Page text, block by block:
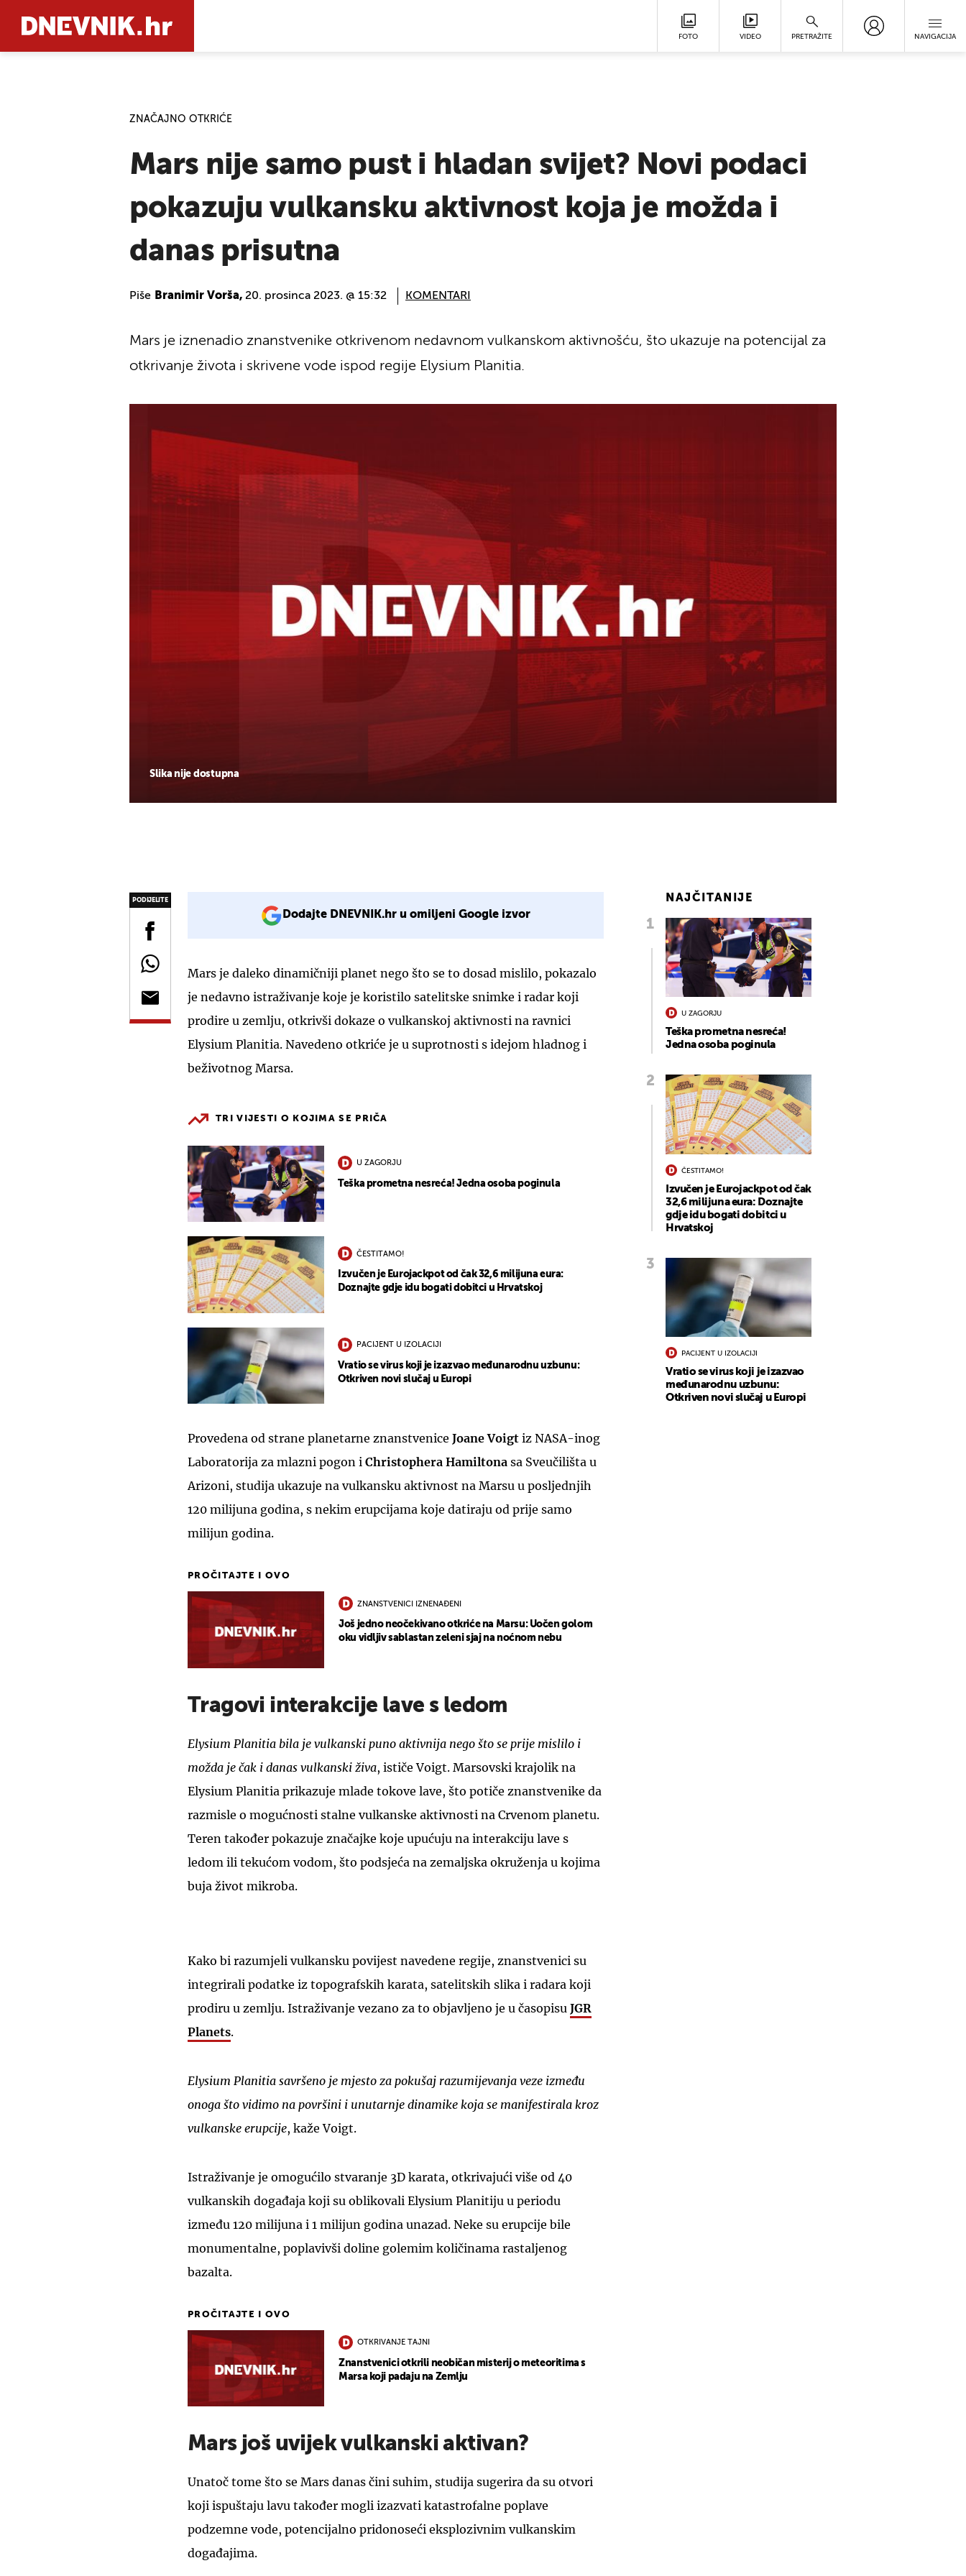
FOTO VIDEO PRETRAŽITE NAVIGACIJA
ZNAČAJNO OTKRIĆE
Mars nije samo pust i hladan svijet? Novi podaci
pokazuju vulkansku aktivnost koja je možda i
danas prisutna
Piše Branimir Vorša, 20. prosinca 2023. @ 15:32 KOMENTARI
Slika nije dostupna
Mars je iznenadio znanstvenike otkrivenom nedavnom vulkanskom aktivnošću, što ukazuje na potencijal za
otkrivanje života i skrivene vode ispod regije Elysium Planitia.
PODIJELITE
Dodajte DNEVNIK.hr u omiljeni Google izvor
Mars je daleko dinamičniji planet nego što se to dosad mislilo, pokazalo
je nedavno istraživanje koje je koristilo satelitske snimke i radar koji
prodire u zemlju, otkrivši dokaze o vulkanskoj aktivnosti na ravnici
Elysium Planitia. Navedeno otkriće je u suprotnosti s idejom hladnog i
beživotnog Marsa.
TRI VIJESTI O KOJIMA SE PRIČA
U ZAGORJU
Teška prometna nesreća! Jedna osoba poginula
ČESTITAMO!
Izvučen je Eurojackpot od čak 32,6 milijuna eura:
Doznajte gdje idu bogati dobitci u Hrvatskoj
PACIJENT U IZOLACIJI
Vratio se virus koji je izazvao međunarodnu uzbunu:
Otkriven novi slučaj u Europi
Provedena od strane planetarne znanstvenice Joane Voigt iz NASA-inog
Laboratorija za mlazni pogon i Christophera Hamiltona sa Sveučilišta u
Arizoni, studija ukazuje na vulkansku aktivnost na Marsu u posljednjih
120 milijuna godina, s nekim erupcijama koje datiraju od prije samo
milijun godina.
PROČITAJTE I OVO
ZNANSTVENICI IZNENAĐENI
Još jedno neočekivano otkriće na Marsu: Uočen golom
oku vidljiv sablastan zeleni sjaj na noćnom nebu
Tragovi interakcije lave s ledom
Elysium Planitia bila je vulkanski puno aktivnija nego što se prije mislilo i
možda je čak i danas vulkanski živa, ističe Voigt. Marsovski krajolik na
Elysium Planitia prikazuje mlade tokove lave, što potiče znanstvenike da
razmisle o mogućnosti stalne vulkanske aktivnosti na Crvenom planetu.
Teren također pokazuje značajke koje upućuju na interakciju lave s
ledom ili tekućom vodom, što podsjeća na zemaljska okruženja u kojima
buja život mikroba.
Kako bi razumjeli vulkansku povijest navedene regije, znanstvenici su
integrirali podatke iz topografskih karata, satelitskih slika i radara koji
prodiru u zemlju. Istraživanje vezano za to objavljeno je u časopisu JGR
Planets.
Elysium Planitia savršeno je mjesto za pokušaj razumijevanja veze između
onoga što vidimo na površini i unutarnje dinamike koja se manifestirala kroz
vulkanske erupcije, kaže Voigt.
Istraživanje je omogućilo stvaranje 3D karata, otkrivajući više od 40
vulkanskih događaja koji su oblikovali Elysium Planitiju u periodu
između 120 milijuna i 1 milijun godina unazad. Neke su erupcije bile
monumentalne, poplavivši doline golemim količinama rastaljenog
bazalta.
PROČITAJTE I OVO
OTKRIVANJE TAJNI
Znanstvenici otkrili neobičan misterij o meteoritima s
Marsa koji padaju na Zemlju
Mars još uvijek vulkanski aktivan?
Unatoč tome što se Mars danas čini suhim, studija sugerira da su otvori
koji ispuštaju lavu također mogli izazvati katastrofalne poplave
podzemne vode, potencijalno pridonoseći eksplozivnim vulkanskim
događajima.
NAJČITANIJE
U ZAGORJU
Teška prometna nesreća!
Jedna osoba poginula
ČESTITAMO!
Izvučen je Eurojackpot od čak
32,6 milijuna eura: Doznajte
gdje idu bogati dobitci u
Hrvatskoj
PACIJENT U IZOLACIJI
Vratio se virus koji je izazvao
međunarodnu uzbunu:
Otkriven novi slučaj u Europi